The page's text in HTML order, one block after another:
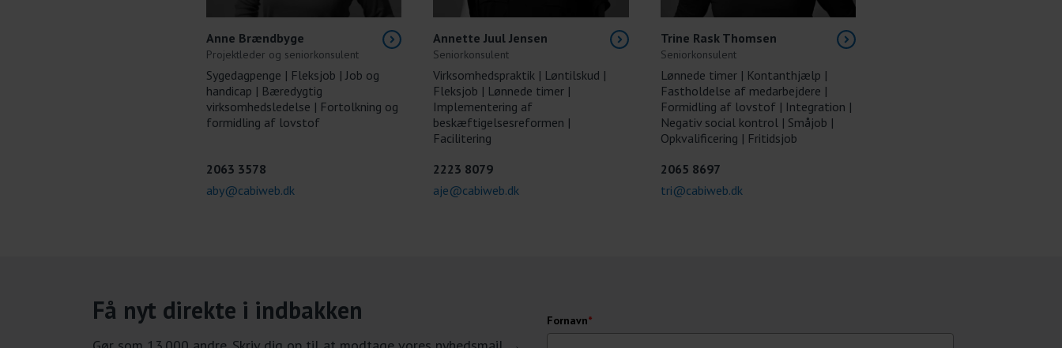
Anne Brændbyge
Projektleder og seniorkonsulent
Sygedagpenge | Fleksjob | Job og
handicap | Bæredygtig
virksomhedsledelse | Fortolkning og
formidling af lovstof
2063 3578
aby@cabiweb.dk
Annette Juul Jensen
Seniorkonsulent
Virksomhedspraktik | Løntilskud |
Fleksjob | Lønnede timer |
Implementering af
beskæftigelsesreformen |
Facilitering
2223 8079
aje@cabiweb.dk
Trine Rask Thomsen
Seniorkonsulent
Lønnede timer | Kontanthjælp |
Fastholdelse af medarbejdere |
Formidling af lovstof | Integration |
Negativ social kontrol | Småjob |
Opkvalificering | Fritidsjob
2065 8697
tri@cabiweb.dk
Få nyt direkte i indbakken Fornavn*